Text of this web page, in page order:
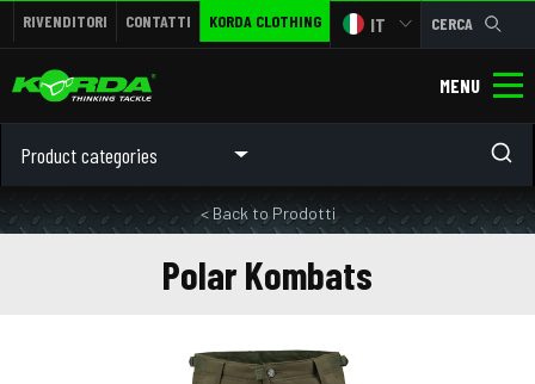
RIVENDITORI CONTATTI KORDA CLOTHING IT CERCA
MENU
Product categories
< Back to Prodotti
Polar Kombats